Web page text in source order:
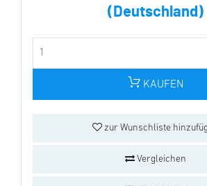
(Deutschland)
KAUFEN
zur Wunschliste
Vergleichen